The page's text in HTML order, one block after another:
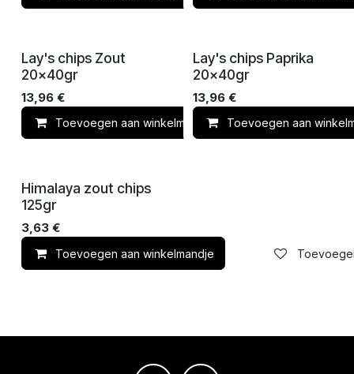
Lay's chips Zout
20x40gr
13,96 €
Toevoegen aan winkelmandje
Lay's chips Paprika
20x40gr
13,96€
Toevoegen aan
Himalaya zout chips
125gr
3,63 €
Toevoegen aan winkelmandje